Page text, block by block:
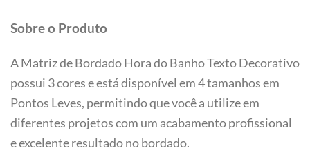
Sobre o Produto
A Matriz de Bordado Hora do Banho Texto Decorativo
possui 3 cores e está disponível em 4 tamanhos em
Pontos Leves, permitindo que você a utilize em
diferentes projetos com um acabamento profissional
e excelente resultado no bordado.